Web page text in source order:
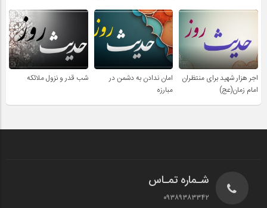
اجر هزار شهید برای منتظران
امام زمان(عج)
امان ندادن به دشمن در
مبارزه
شب قدر و نزول ملائکه
شـماره تمـاس
۰۹۳۸۹۳۸۳۳۴۲